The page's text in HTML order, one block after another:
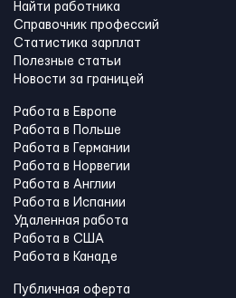
Найти работника
Справочник профессий
Статистика зарплат
Полезные статьи
Новости за границей
Работа в Европе
Работа в Польше
Работа в Германии
Работа в Норвегии
Работа в Англии
Работа в Испании
Удаленная работа
Работа в США
Работа в Канадe
Публичная оферта